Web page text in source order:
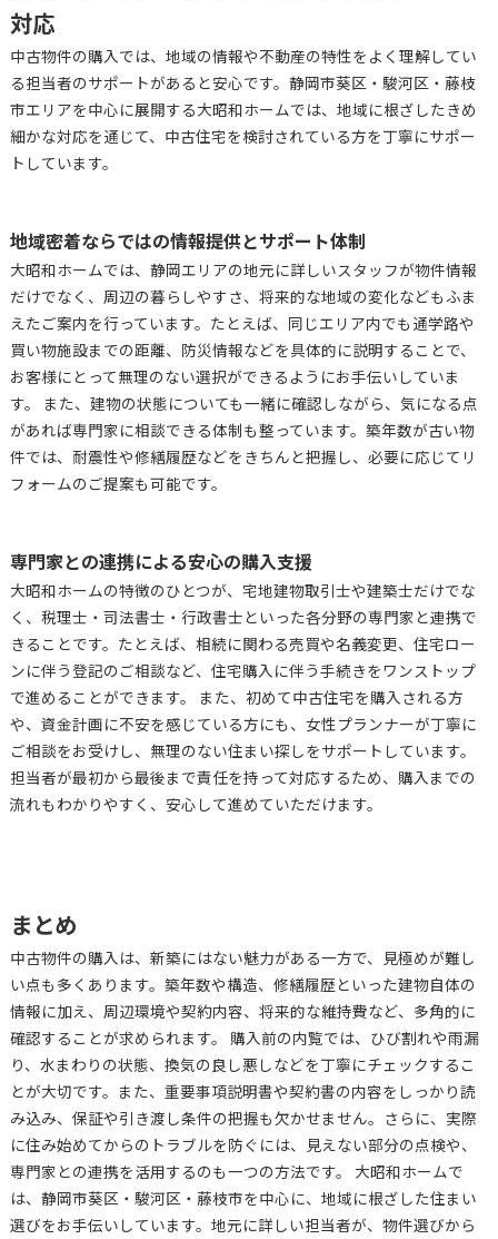
対応
中古物件の購入では、地域の情報や不動産の特性をよく理解してい
る担当者のサポートがあると安心です。静岡市葵区・駿河区・藤枝
市エリアを中心に展開する大昭和ホームでは、地域に根ざしたきめ
細かな対応を通じて、中古住宅を検討されている方を丁寧にサポー
トしています。
地域密着ならではの情報提供とサポート体制
大昭和ホームでは、静岡エリアの地元に詳しいスタッフが物件情報
だけでなく、周辺の暮らしやすさ、将来的な地域の変化などもふま
えたご案内を行っています。たとえば、同じエリア内でも通学路や
買い物施設までの距離、防災情報などを具体的に説明することで、
お客様にとって無理のない選択ができるようにお手伝いしていま
す。 また、建物の状態についても一緒に確認しながら、気になる点
があれば専門家に相談できる体制も整っています。築年数が古い物
件では、耐震性や修繕履歴などをきちんと把握し、必要に応じてリ
フォームのご提案も可能です。
専門家との連携による安心の購入支援
大昭和ホームの特徴のひとつが、宅地建物取引士や建築士だけでな
く、税理士・司法書士・行政書士といった各分野の専門家と連携で
きることです。たとえば、相続に関わる売買や名義変更、住宅ロー
ンに伴う登記のご相談など、住宅購入に伴う手続きをワンストップ
で進めることができます。 また、初めて中古住宅を購入される方
や、資金計画に不安を感じている方にも、女性プランナーが丁寧に
ご相談をお受けし、無理のない住まい探しをサポートしています。
担当者が最初から最後まで責任を持って対応するため、購入までの
流れもわかりやすく、安心して進めていただけます。
まとめ
中古物件の購入は、新築にはない魅力がある一方で、見極めが難し
い点も多くあります。築年数や構造、修繕履歴といった建物自体の
情報に加え、周辺環境や契約内容、将来的な維持費など、多角的に
確認することが求められます。 購入前の内覧では、ひび割れや雨漏
り、水まわりの状態、換気の良し悪しなどを丁寧にチェックするこ
とが大切です。また、重要事項説明書や契約書の内容をしっかり読
み込み、保証や引き渡し条件の把握も欠かせません。さらに、実際
に住み始めてからのトラブルを防ぐには、見えない部分の点検や、
専門家との連携を活用するのも一つの方法です。 大昭和ホームで
は、静岡市葵区・駿河区・藤枝市を中心に、地域に根ざした住まい
選びをお手伝いしています。地元に詳しい担当者が、物件選びから